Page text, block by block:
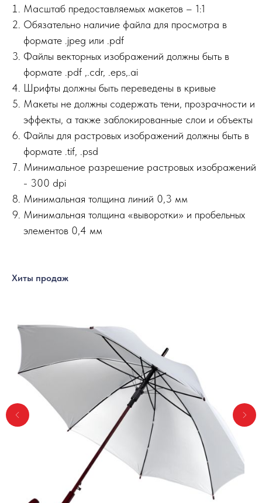
Масштаб предоставляемых макетов – 1:1
Обязательно наличие файла для просмотра в
формате .jpeg или .pdf
Файлы векторных изображений должны быть в
формате .pdf ,.сdr, .eps,.ai
Шрифты должны быть переведены в кривые
Макеты не должны содержать тени, прозрачности и
эффекты, а также заблокированные слои и объекты
Файлы для растровых изображений должны быть в
формате .tif, .psd
Минимальное разрешение растровых изображений
- 300 dpi
Минимальная толщина линий 0,3 мм
Минимальная толщина «выворотки» и пробельных
элементов 0,4 мм
Хиты продаж